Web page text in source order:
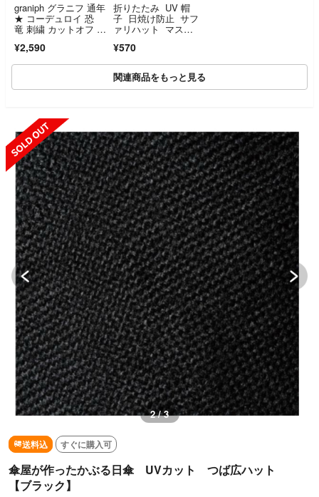
graniph グラニフ 通年
★ コーデュロイ 恐
竜 刺繍 カットオフ バ
F レディース
¥2,590
折りたたみ UV 帽
子 日焼け防止 サフ
ァリハット マス
ト グリーン 緑 バケ
ットハット 男女兼
用 カーキ
¥570
関連商品をもっと見る
2 / 3
送料込 すぐに購入可
傘屋が作ったかぶる日傘 UVカット つば広ハット
【ブラック】